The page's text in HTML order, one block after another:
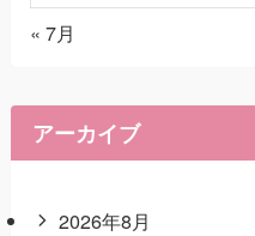
« 7月
アーカイブ
2026年8月